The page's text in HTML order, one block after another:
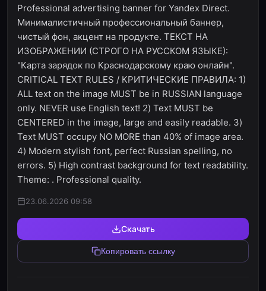
Professional advertising banner for Yandex Direct.
Минималистичный профессиональный баннер,
чистый фон, акцент на продукте. ТЕКСТ НА
ИЗОБРАЖЕНИИ (СТРОГО НА РУССКОМ ЯЗЫКЕ):
"Карта зарядок по Краснодарскому краю онлайн".
CRITICAL TEXT RULES / КРИТИЧЕСКИЕ ПРАВИЛА: 1)
ALL text on the image MUST be in RUSSIAN language
only. NEVER use English text! 2) Text MUST be
CENTERED in the image, large and easily readable. 3)
Text MUST occupy NO MORE than 40% of image area.
4) Modern stylish font, perfect Russian spelling, no
errors. 5) High contrast background for text readability.
Theme: . Professional quality.
23.06.2026 09:58
Скачать
Копировать ссылку